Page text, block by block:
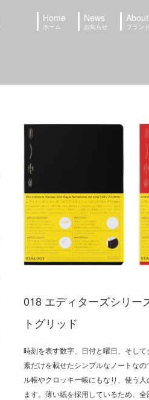
Home
ホーム
News
お知らせ ブラン
018 エディターズシリー
トグリッド
時刻を表す数字、日付と曜日、そし
素だけを載せたシンプルなノートな
ル帳やクロッキー帳にもなり、使う
ます。薄い紙を採用しているため、